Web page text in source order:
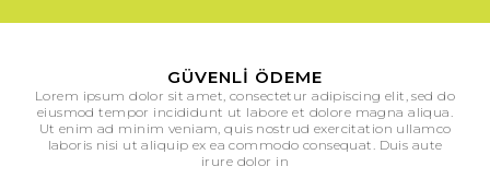
GÜVENLI ÖDEME
Lorem ipsum dolor sit amet, consectetur adipiscing elit, sed do
eiusmod tempor incididunt ut labore et dolore magna aliqua.
Ut enim ad minim veniam, quis nostrud exercitation ullamco
laboris nisi ut aliquip ex ea commodo consequat. Duis aute
irure dolor in